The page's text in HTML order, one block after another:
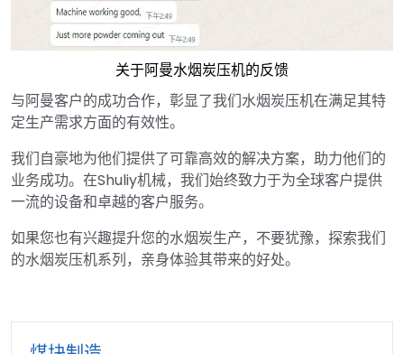
关于阿曼水烟炭压机的反馈
与阿曼客户的成功合作，彰显了我们水烟炭压机在满足其特
定生产需求方面的有效性。
我们自豪地为他们提供了可靠高效的解决方案，助力他们的
业务成功。在Shuliy机械，我们始终致力于为全球客户提供
一流的设备和卓越的客户服务。
如果您也有兴趣提升您的水烟炭生产，不要犹豫，探索我们
的水烟炭压机系列，亲身体验其带来的好处。